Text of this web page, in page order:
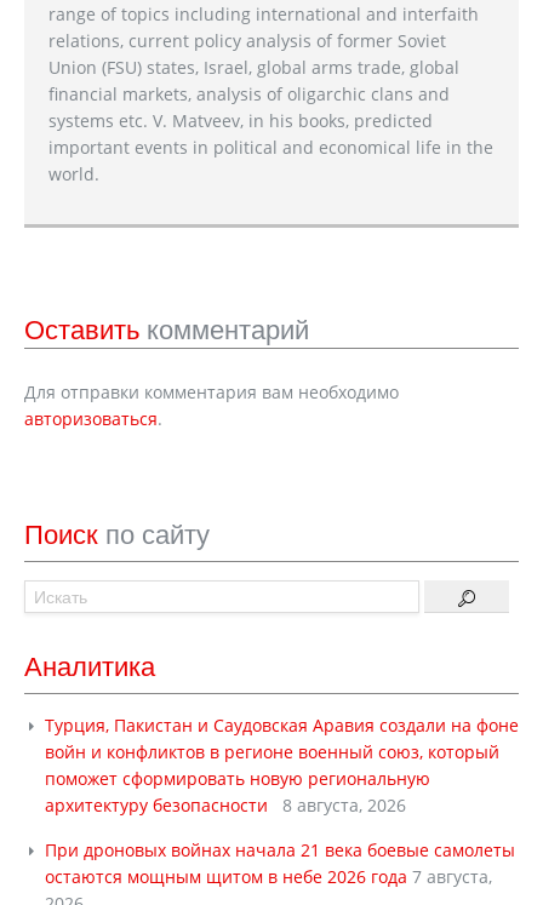
range of topics including international and interfaith
relations, current policy analysis of former Soviet
Union (FSU) states, Israel, global arms trade, global
financial markets, analysis of oligarchic clans and
systems etc. V. Matveev, in his books, predicted
important events in political and economical life in the
world.
Оставить комментарий
Для отправки комментария вам необходимо
авторизоваться.
Поиск по сайту
Аналитика
Турция, Пакистан и Саудовская Аравия создали на фоне
войн и конфликтов в регионе военный союз, который
поможет сформировать новую региональную
архитектуру безопасности
8 августа, 2026
При дроновых войнах начала 21 века боевые самолеты
остаются мощным щитом в небе 2026 года 7 августа,